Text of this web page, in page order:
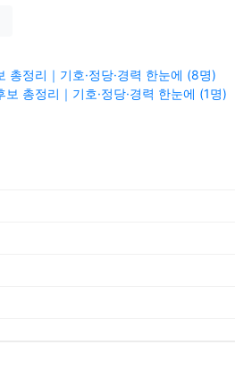
정리｜기호·정당·경력 한눈에 (8명)
총정리｜기호·정당·경력 한눈에 (1명)